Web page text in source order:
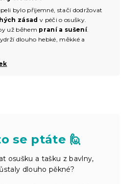
bylo příjemné, stačí dodržovat
zásad v péči o osušky.
už během praní a sušení.
dlouho hebké, měkké a
se ptáte 🙋
osušku a tašku z bavlny,
dlouho pěkné?